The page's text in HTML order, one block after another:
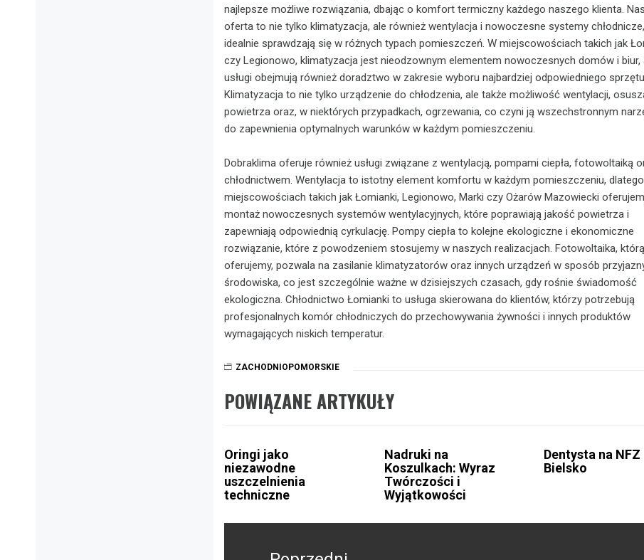
najlepsze możliwe rozwiązania, dbając o komfort termiczny każdego naszego klienta.
oferta to nie tylko klimatyzacja, ale również wentylacja i nowoczesne systemy
idealnie sprawdzają się w różnych typach pomieszczeń. W miejscowościach takich jak
czy Legionowo, klimatyzacja jest nieodzownym elementem nowoczesnych domów i biur,
usługi obejmują również doradztwo w zakresie wyboru najbardziej odpowiedniego
Klimatyzacja to nie tylko urządzenie do chłodzenia, ale także możliwość wentylacji,
powietrza oraz, w niektórych przypadkach, ogrzewania, co czyni ją wszechstronnym
do zapewnienia optymalnych warunków w każdym pomieszczeniu.
Dobraklima oferuje również usługi związane z wentylacją, pompami ciepła, fotowoltaiką
chłodnictwem. Wentylacja to istotny element komfortu w każdym pomieszczeniu,
miejscowościach takich jak Łomianki, Legionowo, Marki czy Ożarów Mazowiecki
montaż nowoczesnych systemów wentylacyjnych, które poprawiają jakość powietrza i
zapewniają odpowiednią cyrkulację. Pompy ciepła to kolejne ekologiczne i ekonomiczne
rozwiązanie, które z powodzeniem stosujemy w naszych realizacjach. Fotowoltaika, którą
oferujemy, pozwala na zasilanie klimatyzatorów oraz innych urządzeń w sposób
środowiska, co jest szczególnie ważne w dzisiejszych czasach, gdy rośnie świadomość
ekologiczna. Chłodnictwo Łomianki to usługa skierowana do klientów, którzy potrzebują
profesjonalnych komór chłodniczych do przechowywania żywności i innych produktów
wymagających niskich temperatur.
ZACHODNIOPOMORSKIE
POWIĄZANE ARTYKUŁY
Oringi jako
niezawodne
uszczelnienia
techniczne
Nadruki na
Koszulkach: Wyraz
Twórczości i
Wyjątkowości
Dentysta na NFZ
Bielsko
Nawigacja